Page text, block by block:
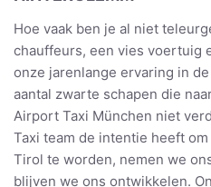
Hoe vaak ben je al niet
chauffeurs, een vies voertuig
onze jarenlange ervaring in
aantal zwarte schapen die
Airport Taxi München niet
Taxi team de intentie heeft
Tirol te worden, nemen we
blijven we ons ontwikkelen.